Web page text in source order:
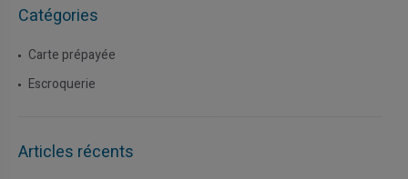
Catégories
Carte prépayée
Escroquerie
Articles récents